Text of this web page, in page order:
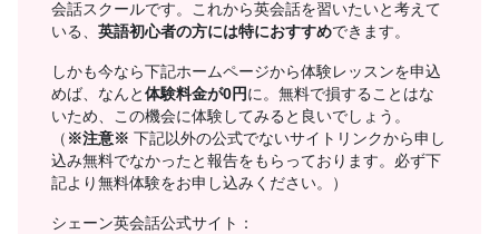
会話スクールです。これから英会話を習いたいと考えて
いる、 英語初心者の方には特におすすめできます。
しかも今なら下記ホームページから体験レッスンを申込
めば、なんと 体験料金が0円 に。無料で損することはな
いため、この機会に体験してみると良いでしょう。
（ ※注意※ 下記以外の公式でないサイトリンクから申し
込み無料でなかったと報告をもらっております。必ず下
記より無料体験をお申し込みください。）
シェーン英会話公式サイト：